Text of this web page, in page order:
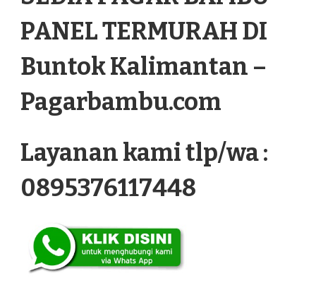
BUNTOK
KALIMANTAN
PANEL TERMURAH DI
Buntok Kalimantan –
Pagarbambu.com
Layanan kami tlp/wa :
0895376117448